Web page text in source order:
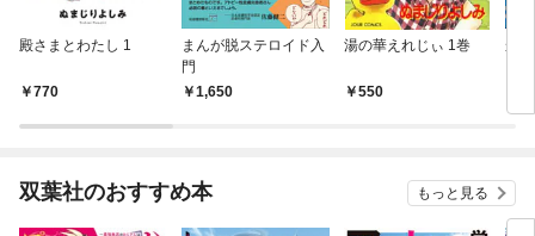
殿さまとわたし 1
770
まんが脱ステロイド入
門
1,650
湯の華えれじぃ 1巻
550
か
双葉社のおすすめ本 もっと見る